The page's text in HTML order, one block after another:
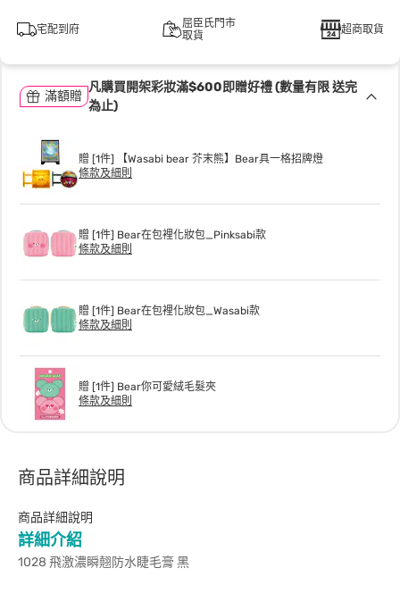
宅配到府
屈臣氏門市
取貨
超商取貨
滿額贈
凡購買開架彩妝滿$600即贈好禮 (數量有限 送完
為止)
贈 [1件] 【Wasabi bear 芥末熊】Bear具一格招牌燈
條款及細則
贈 [1件] Bear在包裡化妝包_Pinksabi款
條款及細則
贈 [1件] Bear在包裡化妝包_Wasabi款
條款及細則
贈 [1件] Bear你可愛絨毛髮夾
條款及細則
商品詳細說明
商品詳細說明
詳細介紹
1028 飛激濃瞬翹防水睫毛膏 黑